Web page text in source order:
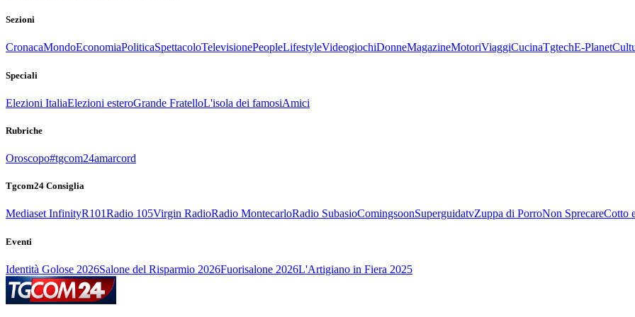
Sezioni
CronacaMondoEconomiaPoliticaSpettacoloTelevisionePeopleLifestyleVideogiochiDonneMagazineMotoriViaggiCucinaTgtechE-Planet
Speciali
Elezioni ItaliaElezioni esteroGrande FratelloL'isola dei famosiAmici
Rubriche
Oroscopo#tgcom24amarcord
Tgcom24 Consiglia
Mediaset InfinityR101Radio 105Virgin RadioRadio MontecarloRadio SubasioComingsoonSuperguidatvZuppa di PorroNon SprecareCotto
Eventi
Identità Golose 2026Salone del Risparmio 2026Fuorisalone 2026L'Artigiano in Fiera 2025